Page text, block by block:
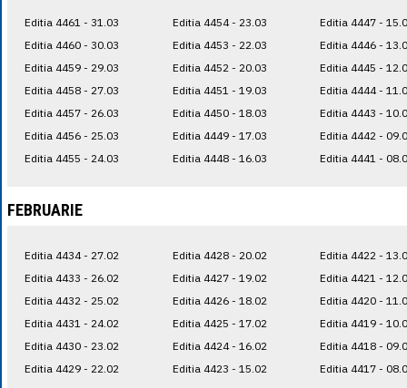
Editia 4461 - 31.03
Editia 4460 - 30.03
Editia 4459 - 29.03
Editia 4458 - 27.03
Editia 4457 - 26.03
Editia 4456 - 25.03
Editia 4455 - 24.03
Editia 4454 - 23.03
Editia 4453 - 22.03
Editia 4452 - 20.03
Editia 4451 - 19.03
Editia 4450 - 18.03
Editia 4449 - 17.03
Editia 4448 - 16.03
Editia 4447 -
Editia 4446 -
Editia 4445 -
Editia 4444 -
Editia 4443 -
Editia 4442 -
Editia 4441 -
FEBRUARIE
Editia 4434 - 27.02
Editia 4433 - 26.02
Editia 4432 - 25.02
Editia 4431 - 24.02
Editia 4430 - 23.02
Editia 4429 - 22.02
Editia 4428 - 20.02
Editia 4427 - 19.02
Editia 4426 - 18.02
Editia 4425 - 17.02
Editia 4424 - 16.02
Editia 4423 - 15.02
Editia 4422 -
Editia 4421 -
Editia 4420 -
Editia 4419 -
Editia 4418 -
Editia 4417 -